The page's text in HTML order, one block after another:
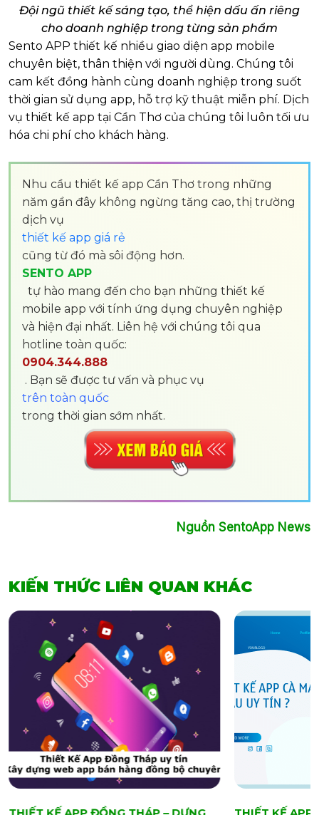
Đội ngũ thiết kế sáng tạo, thể hiện dấu ấn riêng
cho doanh nghiệp trong từng sản phẩm
Sento APP thiết kế nhiều giao diện app mobile
chuyên biệt, thân thiện với người dùng. Chúng tôi
cam kết đồng hành cùng doanh nghiệp trong suốt
thời gian sử dụng app, hỗ trợ kỹ thuật miễn phí. Dịch
vụ thiết kế app tại Cần Thơ của chúng tôi luôn tối ưu
hóa chi phí cho khách hàng.
Nhu cầu thiết kế app Cần Thơ trong những
năm gần đây không ngừng tăng cao, thị trường
dịch vụ
thiết kế app giá rẻ
cũng từ đó mà sôi động hơn.
SENTO APP
tự hào mang đến cho bạn những thiết kế
mobile app với tính ứng dụng chuyên nghiệp
và hiện đại nhất. Liên hệ với chúng tôi qua
hotline toàn quốc:
0904.344.888
. Bạn sẽ được tư vấn và phục vụ
trên toàn quốc
trong thời gian sớm nhất.
Nguồn SentoApp News
KIẾN THỨC LIÊN QUAN KHÁC